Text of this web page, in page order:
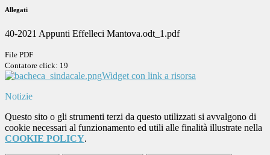
Allegati
40-2021 Appunti Effelleci Mantova.odt_1.pdf
File PDF
Contatore click: 19
Widget con link a risorsa
Notizie
Questo sito o gli strumenti terzi da questo utilizzati si avvalgono di
cookie necessari al funzionamento ed utili alle finalità illustrate nella
COOKIE POLICY.